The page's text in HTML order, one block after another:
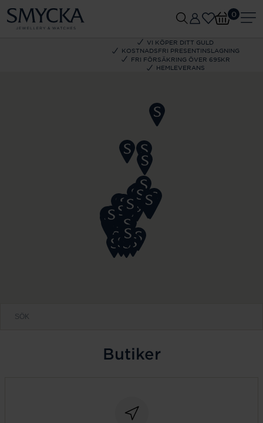
VI KÖPER DITT GULD
KOSTNADSFRI PRESENTINSLAGNING
FRI FÖRSÄKRING ÖVER 695KR
HEMLEVERANS
0
Butiker